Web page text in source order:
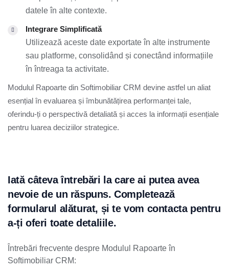
datele în alte contexte.
Integrare Simplificată
Utilizează aceste date exportate în alte instrumente
sau platforme, consolidând și conectând informațiile
în întreaga ta activitate.
Modulul Rapoarte din Softimobiliar CRM devine astfel un aliat
esențial în evaluarea și îmbunătățirea performanței tale,
oferindu-ți o perspectivă detaliată și acces la informații esențiale
pentru luarea deciziilor strategice.
Iată câteva întrebări la care ai putea avea
nevoie de un răspuns. Completează
formularul alăturat, și te vom contacta pentru
a-ți oferi toate detaliile.
Întrebări frecvente despre Modulul Rapoarte în
Softimobiliar CRM: